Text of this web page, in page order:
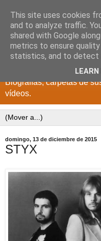
DISCOS
CANTANTES Y
Biografías, carpetas de
vídeos.
domingo, 13 de diciembre de 2015
STYX
This site uses cookies
and to analyze traffic.
shared with Google
metrics to ensure
statistics, and to detect